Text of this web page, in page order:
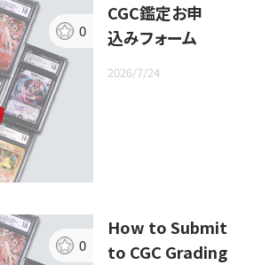
0
CGC鑑定お申
込みフォーム
2026/7/24
0
How to Submit
to CGC Grading